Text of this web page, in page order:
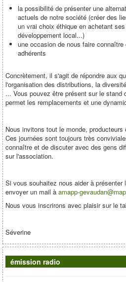
la possibilité de présenter une
actuels de notre société (créer des
un vrai choix éthique en achetant
développement local...)
une occasion de nous faire
adhérents
Concrètement, il s'agit de répondre aux
l'organisation des distributions, la
... Vous pouvez être présent sur le stand
permet les remplacements et une
Nous invitons tout le monde,
Ces journées sont toujours très
connaître et de discuter avec des gens
sur l'association.
Si vous souhaitez nous aider à
envoyer un mail à amapp-
Nous vous inscrirons avec plaisir sur le
Séverine
émission radio